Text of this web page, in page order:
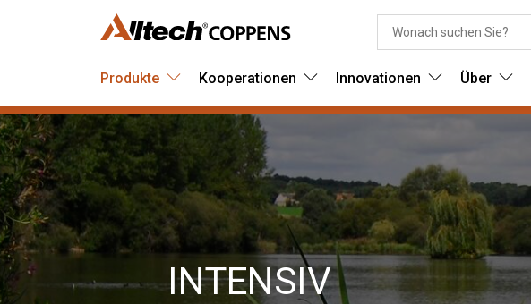
Produkte Kooperationen Innovationen Über
INTENSIV